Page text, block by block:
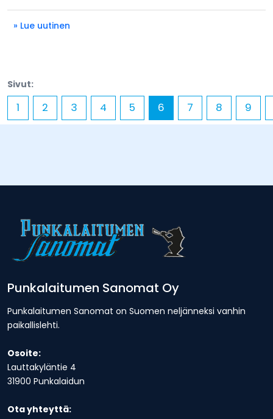
» Lue uutinen
Sivut:
1 2 3 4 5 6 7 8 9
Punkalaitumen Sanomat Oy
Punkalaitumen Sanomat on Suomen neljänneksi vanhin
paikallislehti.
Osoite:
Lauttakyläntie 4
31900 Punkalaidun
Ota yhteyttä: